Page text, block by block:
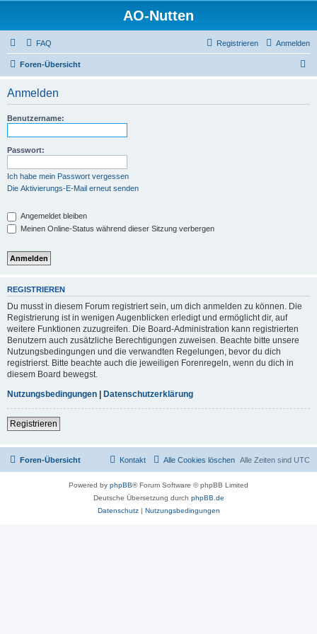
AO-Nutten
FAQ Anmelden
Registrieren
Foren-Übersicht
Anmelden
Benutzername:
Passwort:
Ich habe mein Passwort vergessen
Die Aktivierungs-E-Mail erneut senden
Angemeldet bleiben
Meinen Online-Status während dieser Sitzung verbergen
REGISTRIEREN
Du musst in diesem Forum registriert sein, um dich anmelden zu können. Die
Registrierung ist in wenigen Augenblicken erledigt und ermöglicht dir, auf
weitere Funktionen zuzugreifen. Die Board-Administration kann registrierten
Benutzern auch zusätzliche Berechtigungen zuweisen. Beachte bitte unsere
Nutzungsbedingungen und die verwandten Regelungen, bevor du dich
registrierst. Bitte beachte auch die jeweiligen Forenregeln, wenn du dich in
diesem Board bewegst.
Nutzungsbedingungen | Datenschutzerklärung
Registrieren
Foren-Übersicht Alle Zeiten sind UTC
Alle Cookies löschen
Kontakt
Powered by phpBB® Forum Software © phpBB Limited
Deutsche Übersetzung durch phpBB.de
Datenschutz| Nutzungsbedingungen